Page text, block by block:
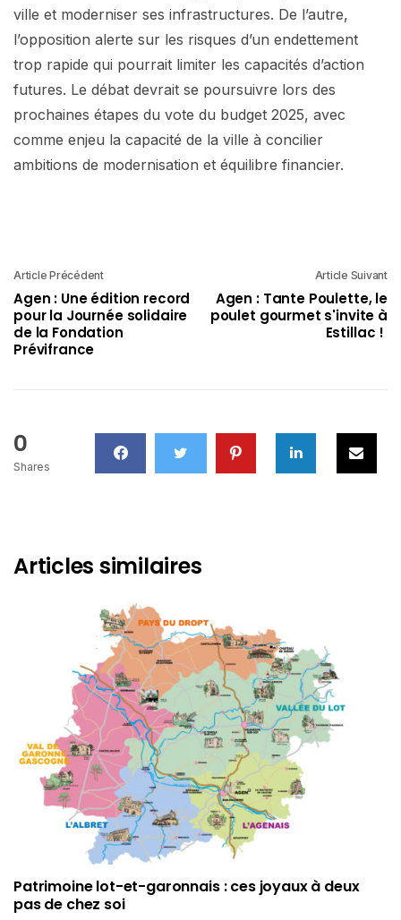
ville et moderniser ses infrastructures. De l’autre,
l’opposition alerte sur les risques d’un endettement
trop rapide qui pourrait limiter les capacités d’action
futures. Le débat devrait se poursuivre lors des
prochaines étapes du vote du budget 2025, avec
comme enjeu la capacité de la ville à concilier
ambitions de modernisation et équilibre financier.
Article Précédent
Agen : Une édition record
pour la Journée solidaire
de la Fondation
Prévifrance
Article Suivant
Agen : Tante Poulette, le
poulet gourmet s'invite à
Estillac !
0
Shares
Articles similaires
Patrimoine lot-et-garonnais : ces joyaux à deux
pas de chez soi